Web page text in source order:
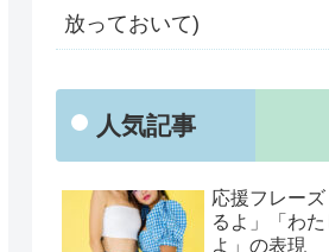
放っておいて)
人気記事
応援フレー
るよ」「わ
よ」の表現